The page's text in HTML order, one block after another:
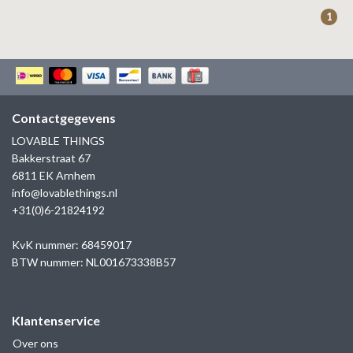
KAPTEN & SON
1
Contactgegevens
LOVABLE THINGS
Bakkerstraat 67
6811 EK Arnhem
info@lovablethings.nl
+31(0)6-21824192
KvK nummer: 68459017
BTW nummer: NL001673338B57
Klantenservice
Over ons